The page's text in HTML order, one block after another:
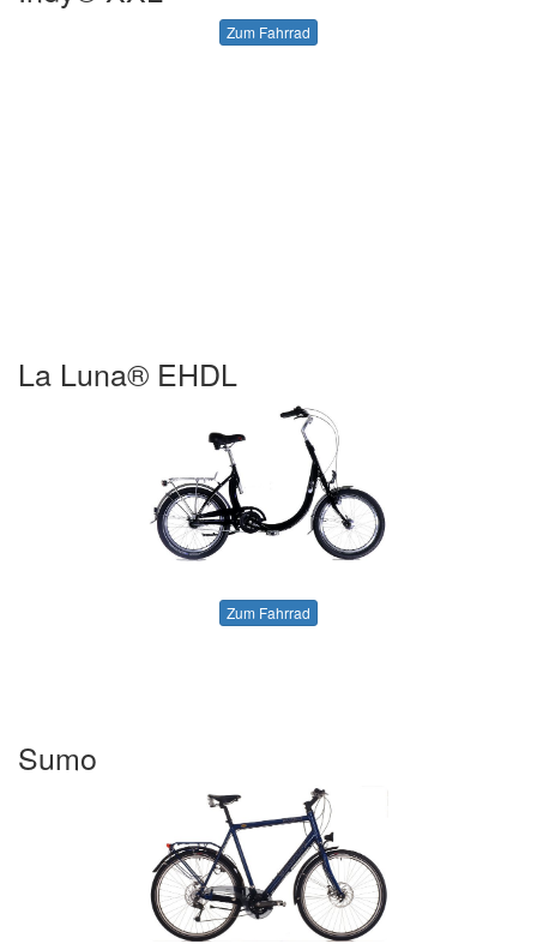
Zum Fahrrad
La Luna® EHDL
Zum Fahrrad
Sumo